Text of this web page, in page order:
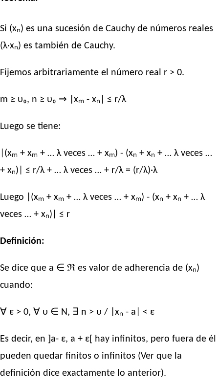
Si (xₙ) es una sucesión de Cauchy de números reales
(λ·xₙ) es también de Cauchy.
Fijemos arbitrariamente el número real r > 0.
m ≥ υ₀, n ≥ υ₀ ⇒ |xₘ - xₙ| ≤ r/λ
Luego se tiene:
|(xₘ + xₘ + … λ veces … + xₘ) - (xₙ + xₙ + … λ veces …
+ xₙ)| ≤ r/λ + … λ veces … + r/λ = (r/λ)·λ
Luego |(xₘ + xₘ + … λ veces … + xₘ) - (xₙ + xₙ + … λ
veces … + xₙ)| ≤ r
Definición:
Se dice que a ∈ ℜ es valor de adherencia de (xₙ)
cuando:
∀ ε > 0, ∀ υ ∈ N, ∃ n > υ / |xₙ - a| < ε
Es decir, en ]a- ε, a + ε[ hay infinitos, pero fuera de él
pueden quedar finitos o infinitos (Ver que la
definición dice exactamente lo anterior).